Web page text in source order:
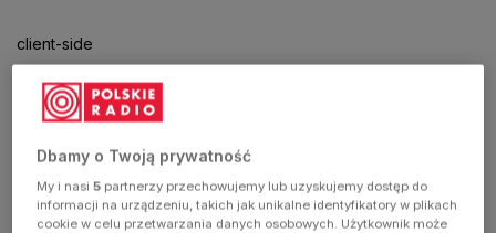
client-side
exception
has
occurred
Dbamy o Twoją prywatność
My i nasi5 partnerzy przechowujemy lub uzyskujemy dostęp do
informacji na urządzeniu, takich jak unikalne identyfikatory w plikach
cookie w celu przetwarzania danych osobowych. Użytkownik może